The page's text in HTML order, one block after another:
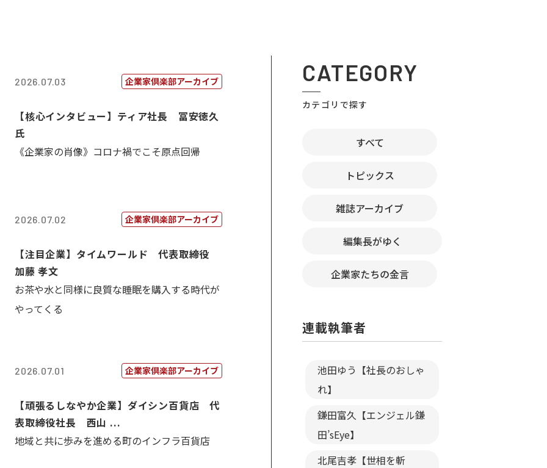
2026.07.03 企業家倶楽部アーカイブ
【核心インタビュー】ティア社長 冨安徳久
氏
《企業家の肖像》コロナ禍でこそ原点回帰
2026.07.02 企業家倶楽部アーカイブ
【注目企業】タイムワールド 代表取締役
加藤 孝文
お茶や水と同様に良質な睡眠を購入する時代が
やってくる
2026.07.01 企業家倶楽部アーカイブ
【頑張るしなやか企業】ダイシン百貨店 代
表取締役社長 西山 ...
地域と共に歩みを進める町のインフラ百貨店
CATEGORY
カテゴリで探す
すべて
トピックス
雑誌アーカイブ
編集長がゆく
企業家たちの金言
連載執筆者
池田ゆう【社長のおしゃ
れ】
鎌田富久【エンジェル鎌
田’sEye】
北尾吉孝【世相を斬